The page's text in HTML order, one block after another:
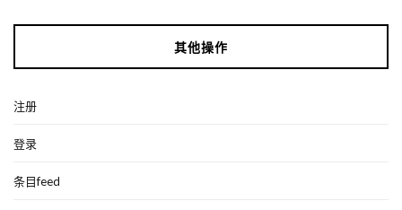
其他操作
注册
登录
条目feed